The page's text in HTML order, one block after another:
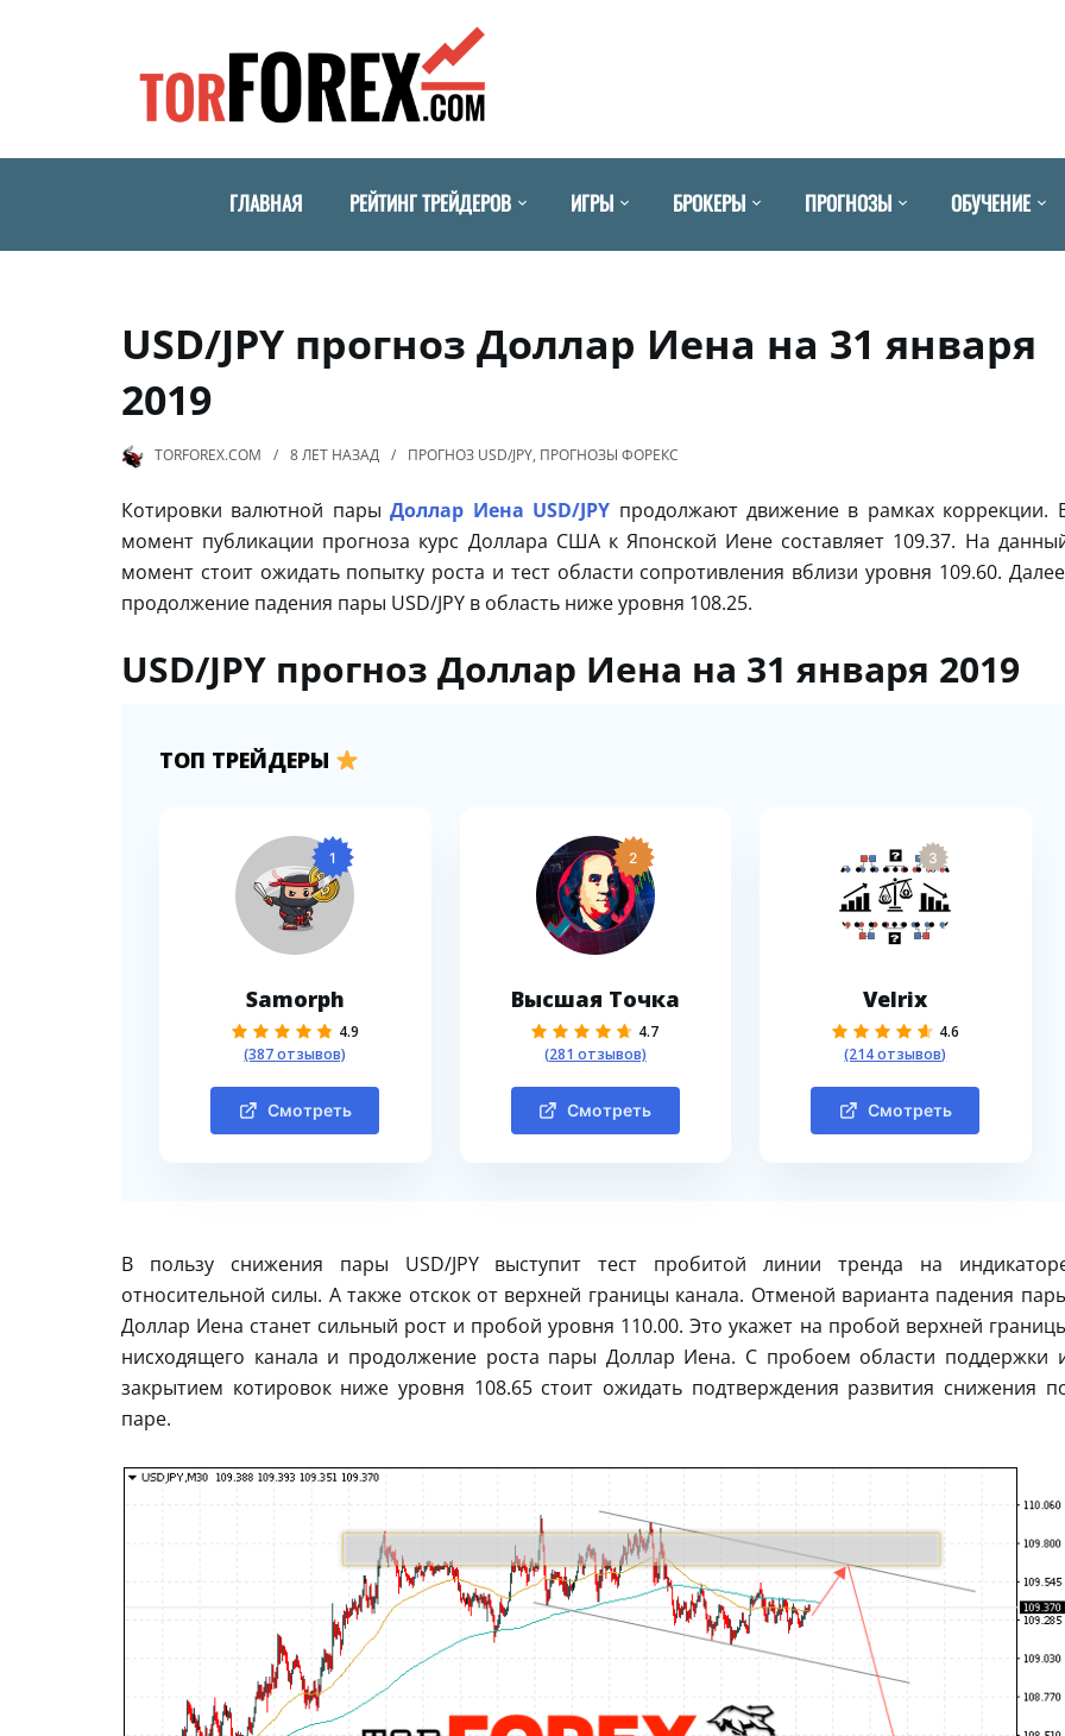
ГЛАВНАЯ РЕЙТИНГ ТРЕЙДЕРОВ ИГРЫ БРОКЕРЫ ПРОГНОЗЫ ОБУЧЕНИЕ
USD/JPY прогноз Доллар Иена на 31 января
2019
TORFOREX.COM 8 ЛЕТ НАЗАД ПРОГНОЗ USD/JPY, ПРОГНОЗЫ ФОРЕКС
Котировки валютной парыДоллар Иена USD/JPY продолжают движение в рамках коррекции.
момент публикации прогноза курс Доллара США к Японской Иене составляет 109.37. На
момент стоит ожидать попытку роста и тест области сопротивления вблизи уровня 109.60.
продолжение падения пары USD/JPY в область ниже уровня 108.25.
USD/JPY прогноз Доллар Иена на 31 января 2019
ТОП ТРЕЙДЕРЫ
1
Samorph
4.9
(387 отзывов)
Смотреть
2
Высшая Точка
4.7
(281 отзывов)
Смотреть
3
Velrix
4.6
(214 отзывов)
Смотреть
В пользу снижения пары USD/JPY выступит тест пробитой линии тренда на
относительной силы. А также отскок от верхней границы канала. Отменой варианта падения
Доллар Иена станет сильный рост и пробой уровня 110.00. Это укажет на пробой верхней
нисходящего канала и продолжение роста пары Доллар Иена. С пробоем области поддержки
закрытием котировок ниже уровня 108.65 стоит ожидать подтверждения развития снижения
паре.